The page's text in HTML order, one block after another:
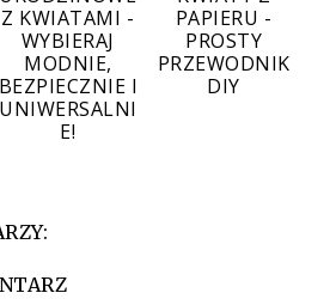
Z KWIATAMI -
WYBIERAJ
MODNIE,
BEZPIECZNIE I
UNIWERSALNI
E!
PAPIERU -
PROSTY
PRZEWODNIK
DIY